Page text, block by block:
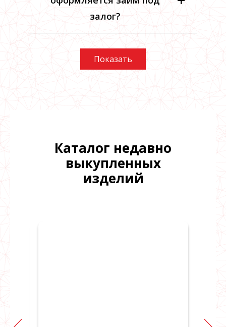
залог?
Показать
Каталог недавно
выкупленных
изделий